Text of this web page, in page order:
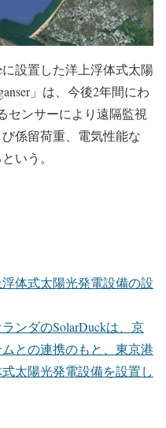
に設置した洋上浮体式太陽
」は、今後2年間にわ
センサーにより遠隔監視
係留荷重、電気性能な
いう。
体式太陽光発電設備の設
ンダのSolarDuckは、京
との連携のもと、東京港
太陽光発電設備を設置し